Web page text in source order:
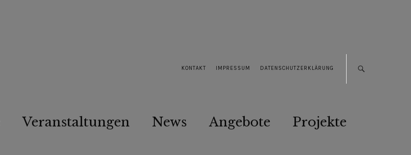
KONTAKT IMPRESSUM DATENSCHUTZERKLÄRUNG
Veranstaltungen News Angebote Projekte